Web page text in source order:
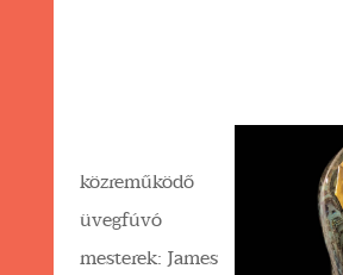
közreműködő
üvegfúvó
mesterek: James